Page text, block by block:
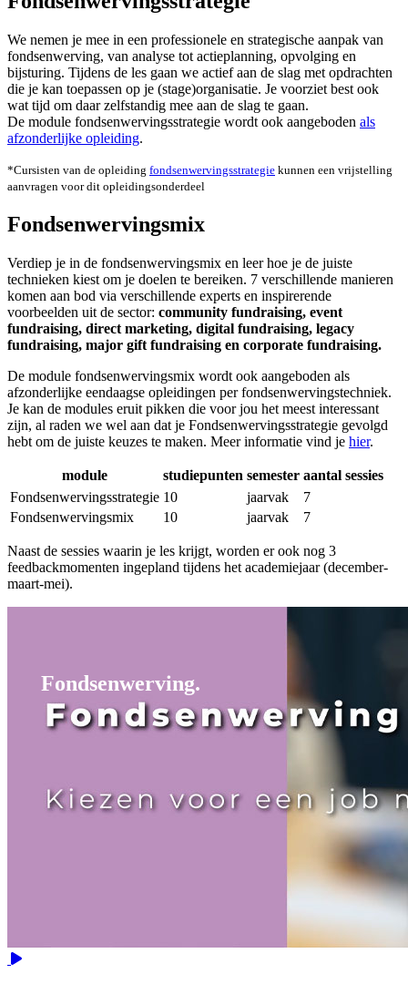
Fondsenwerving.
We nemen je mee in een professionele en strategische aanpak van
fondsenwerving, van analyse tot actieplanning, opvolging en
bijsturing. Tijdens de les gaan we actief aan de slag met opdrachten
die je kan toepassen op je (stage)organisatie. Je voorziet best ook
wat tijd om daar zelfstandig mee aan de slag te gaan.
De module fondsenwervingsstrategie wordt ook aangeboden als
afzonderlijke opleiding.
*Cursisten van de opleiding fondsenwervingsstrategie kunnen een vrijstelling
aanvragen voor dit opleidingsonderdeel
Fondsenwervingsmix
Verdiep je in de fondsenwervingsmix en leer hoe je de juiste
technieken kiest om je doelen te bereiken. 7 verschillende manieren
komen aan bod via verschillende experts en inspirerende
voorbeelden uit de sector: community fundraising, event
fundraising, direct marketing, digital fundraising, legacy
fundraising, major gift fundraising en corporate fundraising.
De module fondsenwervingsmix wordt ook aangeboden als
afzonderlijke eendaagse opleidingen per fondsenwervingstechniek.
Je kan de modules eruit pikken die voor jou het meest interessant
zijn, al raden we wel aan dat je Fondsenwervingsstrategie gevolgd
hebt om de juiste keuzes te maken. Meer informatie vind je hier.
Programma van het postgraduaat fondsenwerving.
module studiepunten semester aantal sessies
Fondsenwervingsstrategie 10 jaarvak
7
Fondsenwervingsmix
10 jaarvak 7
Naast de sessies waarin je les krijgt, worden er ook nog 3
feedbackmomenten ingepland tijdens het academiejaar (december-
maart-mei).